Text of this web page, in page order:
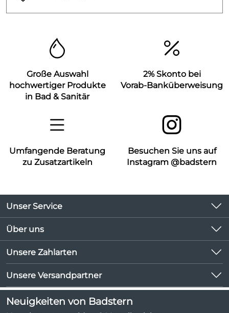
Große Auswahl
hochwertiger Produkte
in Bad & Sanitär
2% Skonto bei
Vorab-Banküberweisung
Umfangende Beratung
zu Zusatzartikeln
Besuchen Sie uns auf
Instagram @badstern
Unser Service
Kontakt
Kundeninformationen
Newsletter
Lieferbedingungen
Kundenlogin
Über uns
Unsere Bestseller
Marken
Neu
Angebote
Unsere Zahlarten
Unsere Versandpartner
Neuigkeiten von Badstern